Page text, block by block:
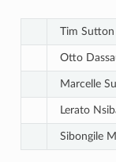
Tim Sutton
Otto
Marcelle
Lerato
Sibongile